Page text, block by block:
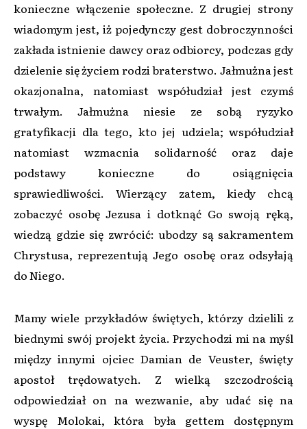
konieczne włączenie społeczne. Z drugiej strony
wiadomym jest, iż pojedynczy gest dobroczynności
zakłada istnienie dawcy oraz odbiorcy, podczas gdy
dzielenie się życiem rodzi braterstwo. Jałmużna jest
okazjonalna, natomiast współudział jest czymś
trwałym. Jałmużna niesie ze sobą ryzyko
gratyfikacji dla tego, kto jej udziela; współudział
natomiast wzmacnia solidarność oraz daje
podstawy konieczne do osiągnięcia
sprawiedliwości. Wierzący zatem, kiedy chcą
zobaczyć osobę Jezusa i dotknąć Go swoją ręką,
wiedzą gdzie się zwrócić: ubodzy są sakramentem
Chrystusa, reprezentują Jego osobę oraz odsyłają
do Niego.
Mamy wiele przykładów świętych, którzy dzielili z
biednymi swój projekt życia. Przychodzi mi na myśl
między innymi ojciec Damian de Veuster, święty
apostoł trędowatych. Z wielką szczodrością
odpowiedział on na wezwanie, aby udać się na
wyspę Molokai, która była gettem dostępnym